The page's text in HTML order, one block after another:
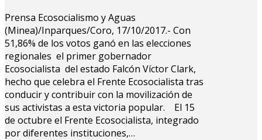
Prensa Ecosocialismo y Aguas
(Minea)/Inparques/Coro, 17/10/2017.- Con
51,86% de los votos ganó en las elecciones
regionales el primer gobernador
Ecosocialista del estado Falcón Víctor Clark,
hecho que celebra el Frente Ecosocialista tras
conducir y contribuir con la movilización de
sus activistas a esta victoria popular. El 15
de octubre el Frente Ecosocialista, integrado
por diferentes instituciones,…